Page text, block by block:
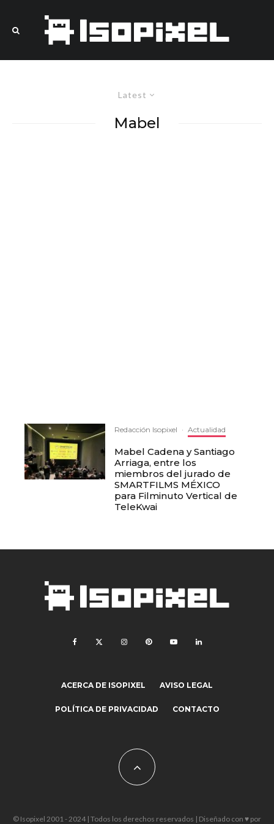
Latest
Mabel
Redacción Isopixel · Actualidad
Mabel Cadena y Santiago
Arriaga, entre los
miembros del jurado de
SMARTFILMS MÉXICO
para Filminuto Vertical de
TeleKwai
ACERCA DE ISOPIXEL AVISO LEGAL
POLÍTICA DE PRIVACIDAD CONTACTO
© Isopixel 2001 - 2024 | Todos los derechos reservados | Diseñado con ♥ por